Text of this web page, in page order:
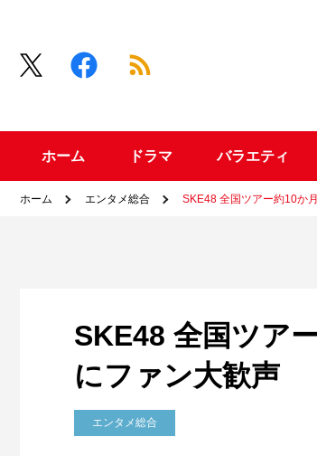
ホーム ドラマ バラエティ
ホーム エンタメ総合 SKE48 全国ツアー約10か
SKE48 全国ツア
にファン大歓声
エンタメ総合